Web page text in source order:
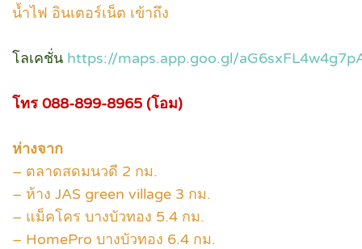
น้ำไฟ อินเตอร์เน็ต เข้าถึง
โลเคชั่น https://maps.app.goo.gl/
โทร 088-899-8965 (โอม)
ห่างจาก
– ตลาดสดมนวดี 2 กม.
– ห้าง JAS green village 3 กม.
– แม็คโคร บางบัวทอง 5.4 กม.
– HomePro บางบัวทอง 6.4 กม.